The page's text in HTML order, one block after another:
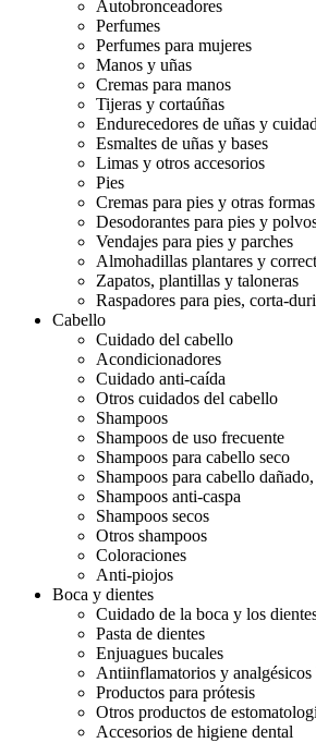
Autobronceadores
Perfumes
Perfumes para mujeres
Manos y uñas
Cremas para manos
Tijeras y cortaúñas
Endurecedores de uñas y
Esmaltes de uñas y bases
Limas y otros accesorios
Pies
Cremas para pies y otras formas
Desodorantes para pies y
Vendajes para pies y parches
Almohadillas plantares y
Zapatos, plantillas y taloneras
Raspadores para pies, corta-
Cabello
Cuidado del cabello
Acondicionadores
Cuidado anti-caída
Otros cuidados del cabello
Shampoos
Shampoos de uso frecuente
Shampoos para cabello seco
Shampoos para cabello
Shampoos anti-caspa
Shampoos secos
Otros shampoos
Coloraciones
Anti-piojos
Boca y dientes
Cuidado de la boca y los
Pasta de dientes
Enjuagues bucales
Antiinflamatorios y analgésicos
Productos para prótesis
Otros productos de
Accesorios de higiene dental